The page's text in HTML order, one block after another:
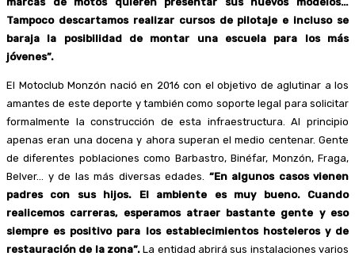
Tampoco descartamos realizar cursos de pilotaje e incluso se
baraja la posibilidad de montar una escuela para los más
jóvenes”.
El Motoclub Monzón nació en 2016 con el objetivo de aglutinar a los
amantes de este deporte y también como soporte legal para solicitar
formalmente la construcción de esta infraestructura. Al principio
apenas eran una docena y ahora superan el medio centenar. Gente
de diferentes poblaciones como Barbastro, Binéfar, Monzón, Fraga,
Belver… y de las más diversas edades.
“En algunos casos vienen
padres con sus hijos. El ambiente es muy bueno. Cuando
realicemos carreras, esperamos atraer bastante gente y eso
siempre es positivo para los establecimientos hosteleros y de
restauración de la zona”. La entidad abrirá sus instalaciones varios